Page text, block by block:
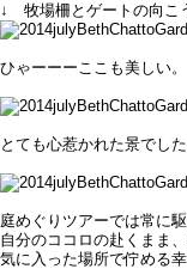
↓ 牧場柵とゲートの向こ
ひゃーーーここも美しい。
とても心惹かれた景でした
庭めぐりツアーでは常に
自分のココロの赴くまま
気に入った場所で佇める